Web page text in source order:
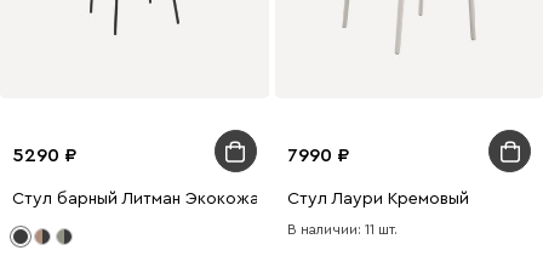
5290
Стул барный Литман Экокожа Черный
7990
Стул Лаури Кремовый
В наличии: 11 шт.